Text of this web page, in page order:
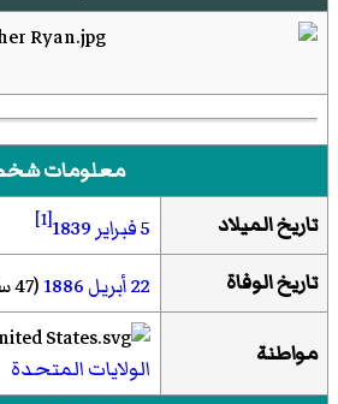
معلومات
تاريخ الميلاد
5 فبراير 1839
[1]
تاريخ الوفاة 22 أبريل 1886(47 سنة)
مواطنة
الولايات المتحدة